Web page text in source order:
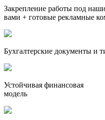
Закрепление работы под
вами + готовые рекламные
Бухгалтерские документы и
Устойчивая финансовая
модель